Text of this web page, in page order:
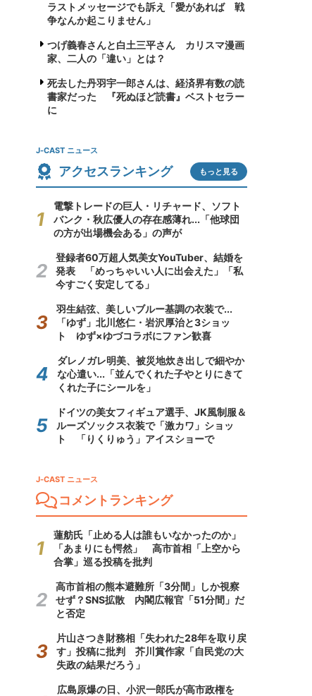
ラストメッセージでも訴え「愛があれば 戦
争なんか起こりません」
つげ義春さんと白土三平さん カリスマ漫画
家、二人の「違い」とは？
死去した丹羽宇一郎さんは、経済界有数の読
書家だった 『死ぬほど読書』ベストセラー
に
J-CAST ニュース
アクセスランキング もっと見る
電撃トレードの巨人・リチャード、ソフト
バンク・秋広優人の存在感薄れ...「他球団
の方が出場機会ある」の声が
登録者60万超人気美女YouTuber、結婚を
発表 「めっちゃいい人に出会えた」「私
今すごく安定してる」
羽生結弦、美しいブルー基調の衣装で...
「ゆず」北川悠仁・岩沢厚治と3ショッ
ト ゆず×ゆづコラボにファン歓喜
ダレノガレ明美、被災地炊き出しで細やか
な心遣い...「並んでくれた子やとりにきて
くれた子にシールを」
ドイツの美女フィギュア選手、JK風制服＆
ルーズソックス衣装で「激カワ」ショッ
ト 「りくりゅう」アイスショーで
J-CAST ニュース
コメントランキング
蓮舫氏「止める人は誰もいなかったのか」
「あまりにも愕然」 高市首相「上空から
合掌」巡る投稿を批判
高市首相の熊本避難所「3分間」しか視察
せず？SNS拡散 内閣広報官「51分間」だ
と否定
片山さつき財務相「失われた28年を取り戻
す」投稿に批判 芥川賞作家「自民党の大
失政の結果だろう」
広島原爆の日、小沢一郎氏が高市政権を